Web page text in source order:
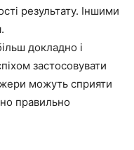
результату. Іншими
докладно і
застосовувати
можуть сприяти
правильно